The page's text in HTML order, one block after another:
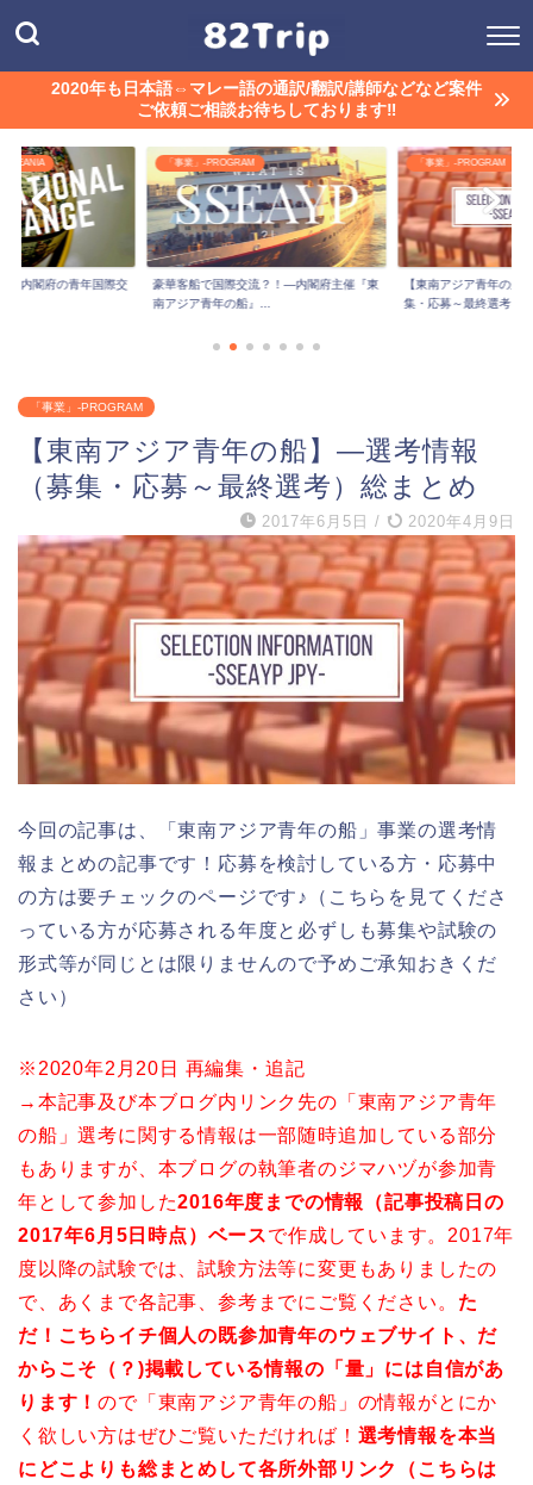
2020年も日本語⇔マレー語の通訳/翻訳/講師などなど案件
ご依頼ご相談お待ちしております‼︎
「事業」-PROGRAM
豪華客船で国際交流？！―内閣府主催『東
南アジア青年の船』...
「事業」-PROGRAM
【東南アジア青年の船】―選考情報（募
集・応募～最終選考）...
「事業」-PROGRAM
【東南アジア青年の船】―選考情報
（募集・応募～最終選考）総まとめ
2017年6月5日 / 2020年4月9日
今回の記事は、「東南アジア青年の船」事業の選考情
報まとめの記事です！応募を検討している方・応募中
の方は要チェックのページです♪（こちらを見てくださ
っている方が応募される年度と必ずしも募集や試験の
形式等が同じとは限りませんので予めご承知おきくだ
さい）
※2020年2月20日 再編集・追記
→本記事及び本ブログ内リンク先の「東南アジア青年
の船」選考に関する情報は一部随時追加している部分
もありますが、本ブログの執筆者のジマハヅが参加青
年として参加した2016年度までの情報（記事投稿日の
2017年6月5日時点）ベースで作成しています。2017年
度以降の試験では、試験方法等に変更もありましたの
で、あくまで各記事、参考までにご覧ください。 た
だ！こちらイチ個人の既参加青年のウェブサイト、だ
からこそ（？)掲載している情報の「量」 には自信があ
ります！ので「東南アジア青年の船」の情報がとにか
く欲しい方はぜひご覧いただければ！ 選考情報を本当
にどこよりも総まとめして各所外部リンク（こちらは